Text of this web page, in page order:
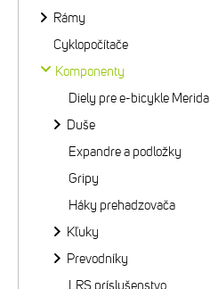
Rámy
Cyklopočítače
Komponenty
Diely pre e-bicykle Merida
Duše
Expandre a podložky
Gripy
Háky prehadzovača
Kľuky
Prevodníky
LRS príslušenstvo